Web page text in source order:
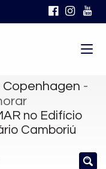
-
no Edifício
Camboriú